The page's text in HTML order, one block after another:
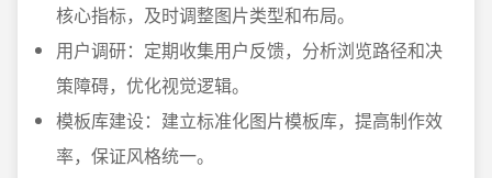
核心指标，及时调整图片类型和布局。
用户调研：定期收集用户反馈，分析浏览路径和决
策障碍，优化视觉逻辑。
模板库建设：建立标准化图片模板库，提高制作效
率，保证风格统一。